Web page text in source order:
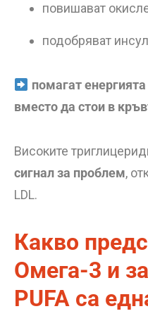
повишават
подобряват
помагат
вместо да стои в
Високите
сигнал за проблем,
LDL.
Какво
Омега-3 и
PUFA са